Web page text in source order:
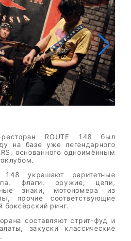
ресторан ROUTE 148 был
на базе уже легендарного
основанного одноимённым
148 украшают раритетные
флаги, оружие, цепи,
знаки, мотономера из
прочие соответствующие
боксёрский ринг.
составляют стрит-фуд и
закуски классические